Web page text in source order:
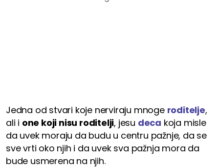
Jedna od stvari koje nerviraju mnoge roditelje,
ali i one koji nisu roditelji, jesu deca koja misle
da uvek moraju da budu u centru pažnje, da se
sve vrti oko njih i da uvek sva pažnja mora da
bude usmerena na njih.